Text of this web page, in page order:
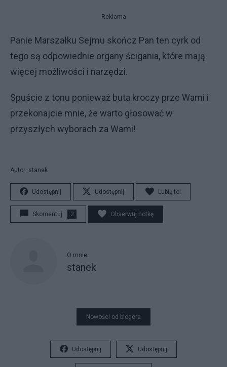
Reklama
Panie Marszałku Sejmu skończ Pan ten cyrk od
tego są odpowiednie organy ścigania, które mają
więcej możliwości i narzędzi.
Spuście z tonu ponieważ buta kroczy prze Wami i
przekonajcie mnie, że warto głosować w
przyszłych wyborach za Wami!
Autor: stanek
Udostępnij Udostępnij Lubię to!
Skomentuj 2 Obserwuj notkę
O mnie
stanek
Nowości od blogera
Udostępnij Udostępnij